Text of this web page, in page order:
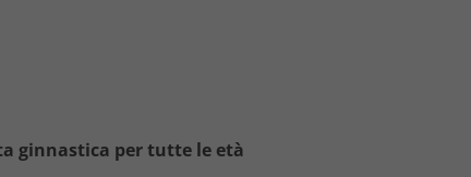
ginnastica per tutte le età